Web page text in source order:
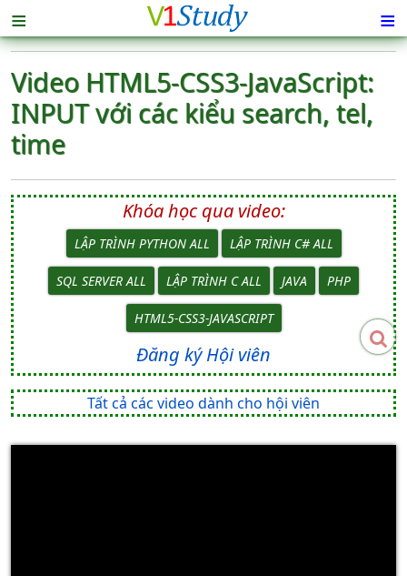
≡ ≡
Video HTML5-CSS3-JavaScript:
INPUT với các kiểu search, tel,
time
Khóa học qua video:
LẬP TRÌNH PYTHON ALL LẬP TRÌNH C# ALL
SQL SERVER ALL LẬP TRÌNH C ALL JAVA PHP
HTML5-CSS3-JAVASCRIPT
Đăng ký Hội viên
Tất cả các video dành cho hội viên